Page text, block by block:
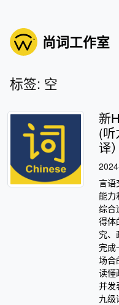
尚词工作室
标签: 空
新
(听
译）
言语
能力
综合
得体
究、
完成
场合
读懂
并发
九级